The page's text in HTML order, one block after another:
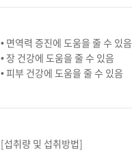
• 면역력 증진에 도움을 줄 수 있음
• 장 건강에 도움을 줄 수 있음
• 피부 건강에 도움을 줄 수 있음
[섭취량 및 섭취방법]